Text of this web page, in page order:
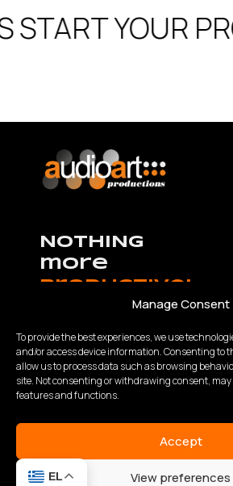
Manage Consent
To provide the best experiences, we use
and/or access device information. Consenting to
allow us to process data such as browsing
site. Not consenting or withdrawing consent,
features and functions.
Accept
View preferences
START YOUR
NOTHING
more
productive!
K.Καραμανλή – Θ.Χαρίση 63
Τηλ:
2310 840200
- Fax:
Δευτέρα – Παρασκευή |
EL